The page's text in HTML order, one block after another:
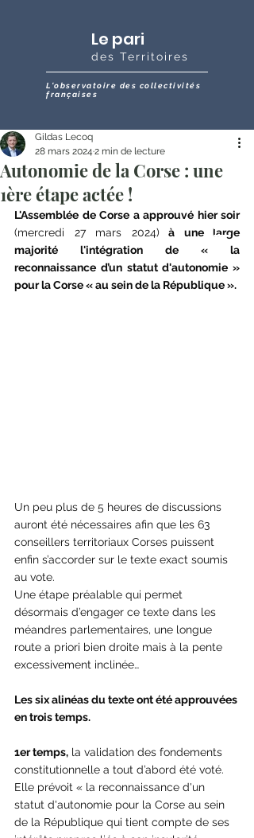
Le pari
des Territoires
L'observatoire des collectivités
françaises
Autonomie de la Corse : une
1ère étape actée !
Gildas Lecoq
28 mars 2024 2 min de lecture
L'Assemblée de Corse a approuvé hier soir
(mercredi 27 mars 2024) à une large
majorité l'intégration de « la
reconnaissance d’un statut d'autonomie »
pour la Corse « au sein de la République ».
Un peu plus de 5 heures de discussions
auront été nécessaires afin que les 63
conseillers territoriaux Corses puissent
enfin s’accorder sur le texte exact soumis
au vote.
Une étape préalable qui permet
désormais d’engager ce texte dans les
méandres parlementaires, une longue
route a priori bien droite mais à la pente
excessivement inclinée…
Les six alinéas du texte ont été approuvées
en trois temps.
1er temps, la validation des fondements
constitutionnelle a tout d’abord été voté.
Elle prévoit « la reconnaissance d'un
statut d'autonomie pour la Corse au sein
de la République qui tient compte de ses